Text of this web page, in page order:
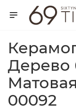
Дерево
00092